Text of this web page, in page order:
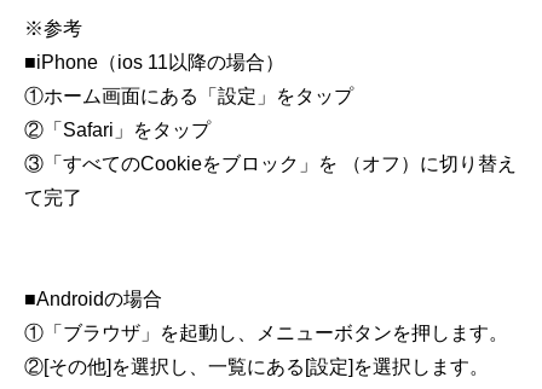
※参考
■iPhone（ios 11以降の場合）
①ホーム画面にある「設定」をタップ
②「Safari」をタップ
③「すべてのCookieをブロック」を （オフ）に切り替え
て完了
■Androidの場合
①「ブラウザ」を起動し、メニューボタンを押します。
②[その他]を選択し、一覧にある[設定]を選択します。